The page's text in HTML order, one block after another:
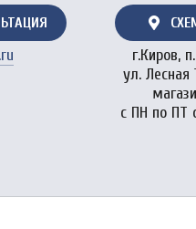
г.Киров,
ул. Лесная
с ПН по ПТ